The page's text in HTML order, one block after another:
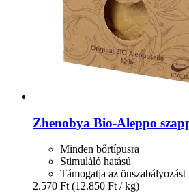
Zhenobya Bio-​Aleppo
Minden bőrtípusra
Stimuláló hatású
Támogatja az önszabályozást
2.570 Ft (12.850 Ft / kg)